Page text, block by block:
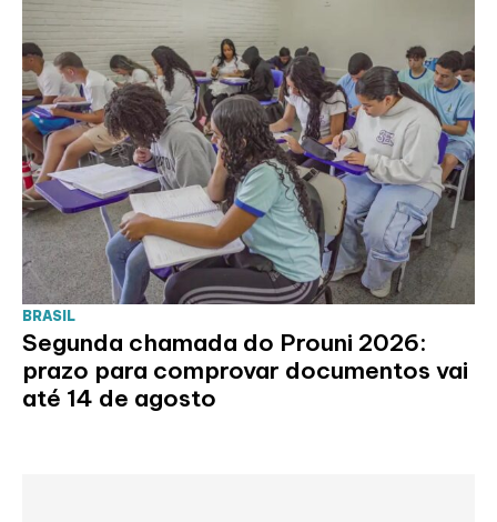
BRASIL
Segunda chamada do Prouni 2026:
prazo para comprovar documentos vai
até 14 de agosto